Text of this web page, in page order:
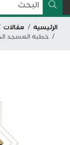
الرئيسية مقالات
خطبة المسجد